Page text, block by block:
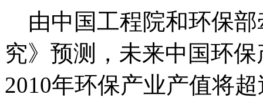
由中国工程院和环保部
究》预测，未来中国环
2010年环保产业产值将